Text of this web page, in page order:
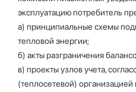
эксплуатацию потребитель
а) принципиальные схемы
тепловой энергии;
б) акты разграничения
в) проекты узлов учета,
(теплосетевой)